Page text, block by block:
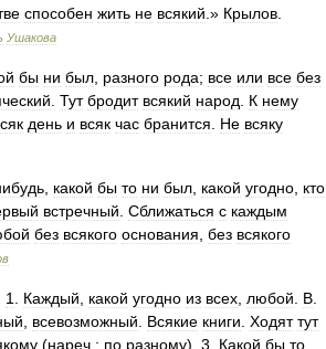
способен жить не всякий .» Крылов
Ушакова
бы ни был разного рода; все или все без
Тут бродит всякий народ К нему
день и всяк час бранится Не всяку
какой бы то ни был какой угодно кто
встречный Сближаться с каждым
без всякого основания без всякого
1 Каждый какой угодно из всех любой В
всевозможный Всякие книги Ходят тут
(нареч .; по разному). 3 Какой бы то